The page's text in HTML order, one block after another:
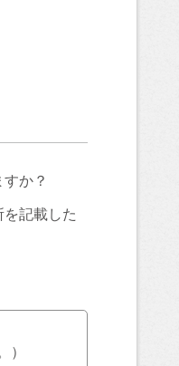
か？
記載した
）